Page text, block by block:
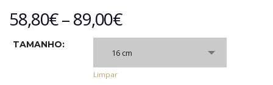
58,80€–89,00€
TAMANHO:
16 cm
Limpar